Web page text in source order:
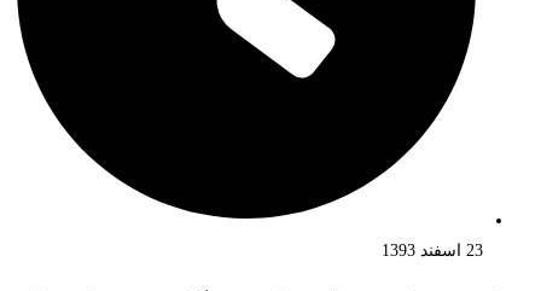
23 اسفند 1393